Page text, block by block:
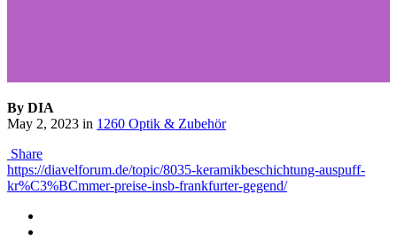
By DIA
May 2, 2023 in 1260 Optik & Zubehör
Share
https://diavelforum.de/topic/8035-keramikbeschichtung-auspuff-
kr%C3%BCmmer-preise-insb-frankfurter-gegend/